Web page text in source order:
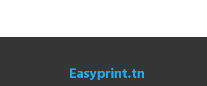
Easyprint.tn